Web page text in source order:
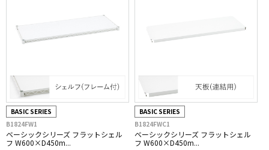
BASIC SERIES
B1824FW1
ベーシックシリーズ フラットシェル
フ W600×D450m...
BASIC SERIES
B1824FWC1
ベーシックシリーズ フラットシェル
フ W600×D450m...